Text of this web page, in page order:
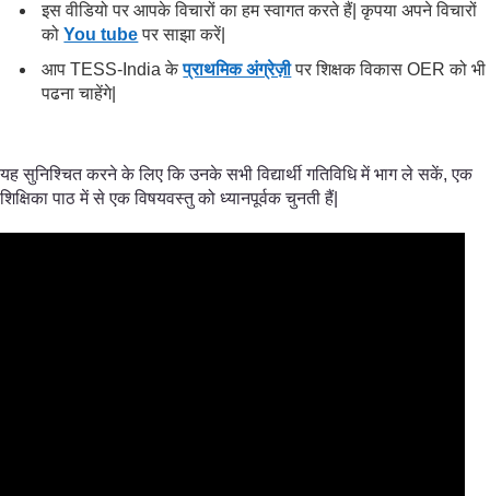
इस वीडियो पर आपके विचारों का हम स्वागत करते हैं| कृपया अपने विचारों
कोYou tubeपर साझा करें|
आप TESS-India केप्राथमिक अंग्रेज़ीपर शिक्षक विकास OER को भी
पढना चाहेंगे|
यह सुनिश्चित करने के लिए कि उनके सभी विद्यार्थी गतिविधि में भाग ले सकें, एक
शिक्षिका पाठ में से एक विषयवस्तु को ध्यानपूर्वक चुनती हैं|